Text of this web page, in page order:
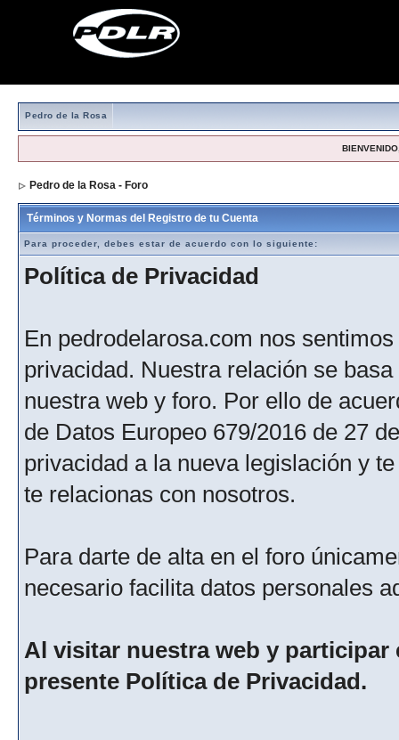
Pedro de la Rosa
Pedro de la Rosa - Foro
Términos y Normas del Registro de tu Cuenta
Para proceder, debes estar de acuerdo con lo siguiente:
Política de Privacidad
En pedrodelarosa.com nos
privacidad. Nuestra relación se
nuestra web y foro. Por ello de
de Datos Europeo 679/2016 de 27
privacidad a la nueva legislación y
te relacionas con nosotros.
Para darte de alta en el foro
necesario facilita datos personales
Al visitar nuestra web y
presente Política de Privacidad.